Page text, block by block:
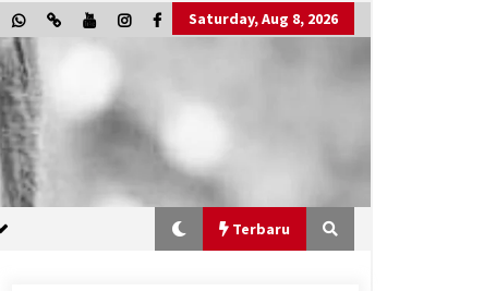
Saturday, Aug 8, 2026
Terbaru